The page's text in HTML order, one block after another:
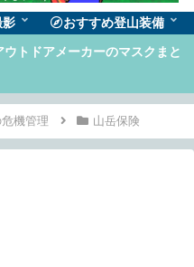
影 おすすめ登山装備
トドアメーカーのマスクまと
機管理 山岳保険